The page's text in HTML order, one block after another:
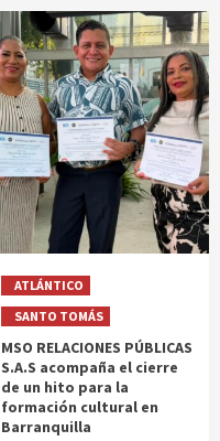
ATLÁNTICO
SANTO TOMÁS
MSO RELACIONES PÚBLICAS
S.A.S acompaña el cierre
de un hito para la
formación cultural en
Barranquilla